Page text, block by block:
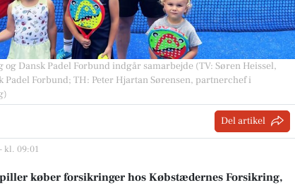
Dansk Padel Forbund indgår samarbejde (TV: Søren Heissel,
Padel Forbund; TH: Peter Hjartan Sørensen, partnerchef i
Del artikel
kl. 09:01
køber forsikringer hos Købstædernes Forsikring,